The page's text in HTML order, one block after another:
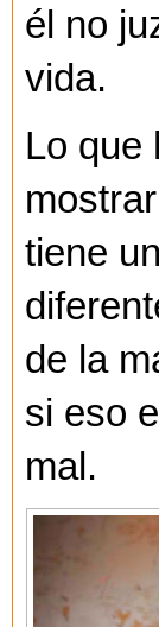
él no
vida.
Lo que
tiene
de la
si eso
mal.